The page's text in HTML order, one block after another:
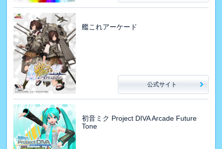
艦これアーケード
公式サイト
初音ミク Project DIVA Arcade Future
Tone